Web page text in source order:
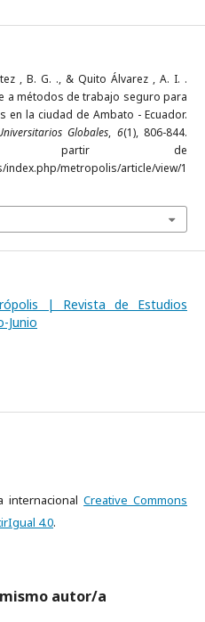
, B. G. ., & Quito Álvarez , A. I. .
a métodos de trabajo seguro para
la ciudad de Ambato - Ecuador.
Globales, 6(1), 806-844.
a partir de
metropolis/article/view/1
| Revista de Estudios
Junio
internacionalCreative Commons
4.0.
autor/a